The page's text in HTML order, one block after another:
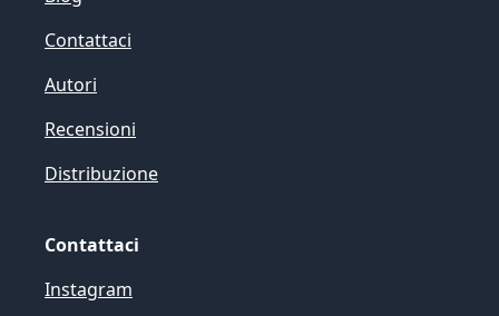
Contattaci
Autori
Recensioni
Distribuzione
Contattaci
Instagram